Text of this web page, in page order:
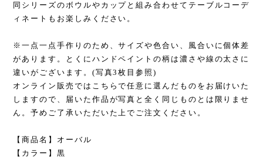
同シリーズのボウルやカップと組み合わせてテーブルコーデ
ィネートもお楽しみください。
※一点一点手作りのため、サイズや色合い、風合いに個体差
があります。とくにハンドペイントの柄は濃さや線の太さに
違いがございます。(写真3枚目参照)
オンライン販売ではこちらで任意に選んだものをお届けいた
しますので、届いた作品が写真と全く同じものとは限りませ
ん。予めご了承いただいた上でご注文ください。
【商品名】オーバル
【カラー】黒